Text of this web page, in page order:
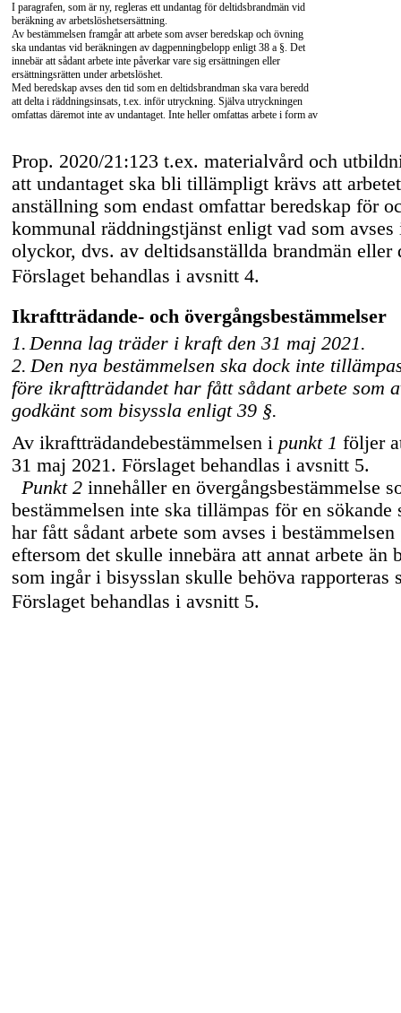
I paragrafen, som är ny, regleras ett undantag för deltidsbrandmän vid
beräkning av arbetslöshetsersättning.
Av bestämmelsen framgår att arbete som avser beredskap och övning
ska undantas vid beräkningen av dagpenningbelopp enligt 38 a §. Det
innebär att sådant arbete inte påverkar vare sig ersättningen eller
ersättningsrätten under arbetslöshet.
Med beredskap avses den tid som en deltidsbrandman ska vara beredd
att delta i räddningsinsats, t.ex. inför utryckning. Själva utryckningen
omfattas däremot inte av undantaget. Inte heller omfattas arbete i form av
Prop. 2020/21:123 t.ex. materialvård och
att undantaget ska bli tillämpligt krävs att
anställning som endast omfattar beredskap för
kommunal räddningstjänst enligt vad som
olyckor, dvs. av deltidsanställda brandmän eller
Förslaget behandlas i avsnitt 4.
Ikraftträdande- och övergångsbestämmelser
1. Denna lag träder i kraft den 31 maj 2021.
2. Den nya bestämmelsen ska dock inte
före ikraftträdandet har fått sådant arbete som
godkänt som bisyssla enligt 39 §.
Av ikraftträdandebestämmelsen i punkt 1 följer
31 maj 2021. Förslaget behandlas i avsnitt 5.
Punkt 2 innehåller en övergångsbestämmelse
bestämmelsen inte ska tillämpas för en
har fått sådant arbete som avses i
eftersom det skulle innebära att annat arbete än
som ingår i bisysslan skulle behöva rapporteras
Förslaget behandlas i avsnitt 5.